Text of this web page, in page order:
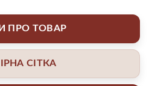
ПРО ТОВАР
СІТКА